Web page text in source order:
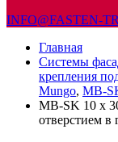
INFO@FASTEN-
Главная
Системы
крепления
Mungo, MB-
MB-SK 10 x
отверстием в